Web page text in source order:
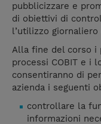
pubblicizzare e
di obiettivi di
l’utilizzo giornaliero
Alla fine del corso i
processi COBIT e i
consentiranno di
azienda i seguenti
controllare la
informazioni